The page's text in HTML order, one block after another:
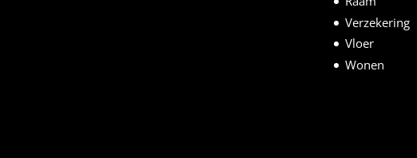
Verzekering
Vloer
Wonen